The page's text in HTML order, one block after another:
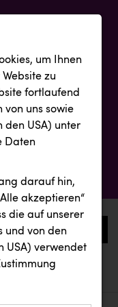
0
um Ihnen
zu
fortlaufend
von uns sowie
den USA) unter
Daten
darauf hin,
akzeptieren“
die auf unserer
und von den
USA) verwendet